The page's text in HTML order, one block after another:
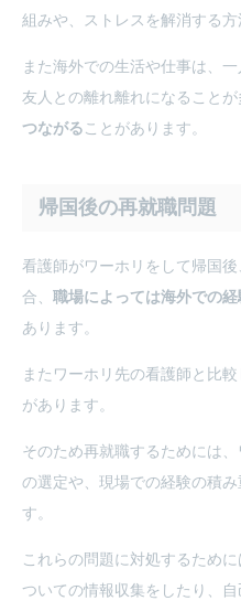
組みや、ストレスを解消する
また海外での生活や仕事は、
友人との離れ離れになること
つながる ことがあります。
帰国後の再就職問題
看護師がワーホリをして帰国
合、 職場によっては海外での
あります。
またワーホリ先の看護師と比
があります。
そのため再就職するためには
の選定や、現場での経験の積
す。
これらの問題に対処するため
ついての情報収集をしたり、